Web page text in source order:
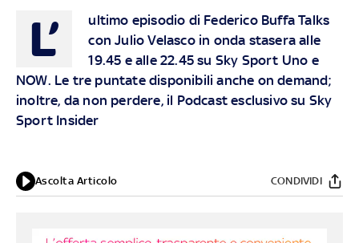
L’
ultimo episodio di Federico Buffa Talks
con Julio Velasco in onda stasera alle
19.45 e alle 22.45 su Sky Sport Uno e
NOW. Le tre puntate disponibili anche on demand;
inoltre, da non perdere, il Podcast esclusivo su Sky
Sport Insider
Ascolta Articolo CONDIVIDI